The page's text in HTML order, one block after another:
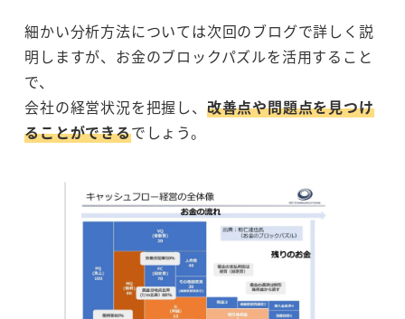
細かい分析方法については次回のブログで詳しく説
明しますが、お金のブロックパズルを活用すること
で、
会社の経営状況を把握し、 改善点や問題点を見つけ
ることができるでしょう。